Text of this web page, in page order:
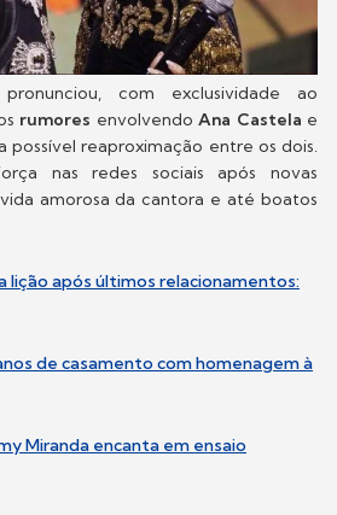
com exclusividade ao
rumores envolvendoAna Castela e
possível reaproximação entre os dois.
nas redes sociais após novas
amorosa da cantora e até boatos
lição após últimos relacionamentos:
de casamento com homenagem à
Miranda encanta em ensaio